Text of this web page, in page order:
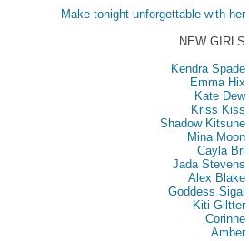
Make tonight unforgettable with her
NEW GIRLS
Kendra Spade
Emma Hix
Kate Dew
Kriss Kiss
Shadow Kitsune
Mina Moon
Cayla Bri
Jada Stevens
Alex Blake
Goddess Sigal
Kiti Giltter
Corinne
Amber